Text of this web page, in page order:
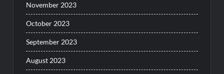
November 2023
October 2023
September 2023
August 2023